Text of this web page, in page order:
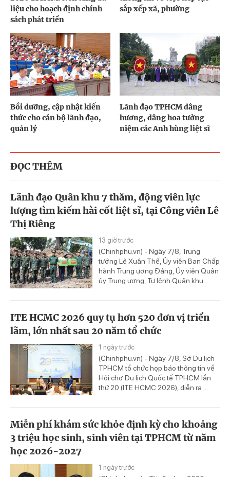
liệu cho hoạch định chính
sách phát triển
sắp xếp xã, phường
Bồi dưỡng, cập nhật kiến
thức cho cán bộ lãnh đạo,
quản lý
Lãnh đạo TPHCM dâng
hương, dâng hoa tưởng
niệm các Anh hùng liệt sĩ
ĐỌC THÊM
Lãnh đạo Quân khu 7 thăm, động viên lực
lượng tìm kiếm hài cốt liệt sĩ, tại Công viên Lê
Thị Riêng
13 giờ trước
(Chinhphu.vn) - Ngày 7/8, Trung
tướng Lê Xuân Thế, Ủy viên Ban Chấp
hành Trung ương Đảng, Ủy viên Quân
ủy Trung ương, Tư lệnh Quân khu ...
ITE HCMC 2026 quy tụ hơn 520 đơn vị triển
lãm, lớn nhất sau 20 năm tổ chức
1 ngày trước
(Chinhphu.vn) - Ngày 7/8, Sở Du lịch
TPHCM tổ chức họp báo thông tin về
Hội chợ Du lịch Quốc tế TPHCM lần
thứ 20 (ITE HCMC 2026), diễn ra ...
Miễn phí khám sức khỏe định kỳ cho khoảng
3 triệu học sinh, sinh viên tại TPHCM từ năm
học 2026-2027
1 ngày trước